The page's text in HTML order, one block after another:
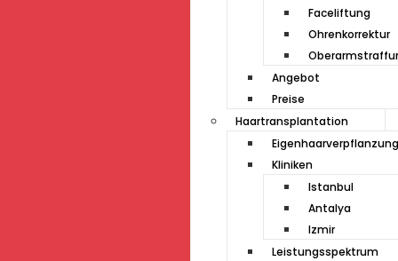
Faceliftung
Ohrenkorrektur
Angebot
Preise
Haartransplantation
Eigenhaarverpflanzung
Kliniken
Istanbul
Antalya
Izmir
Leistungsspektrum